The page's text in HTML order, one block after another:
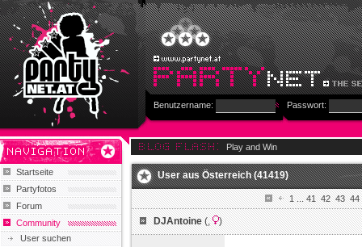
Benutzername: Passwort:
Startseite
Partyfotos
Forum
Community
User suchen
Play and Win
User ausÖsterreich(41419)
1...41 42 43 44
DJAntoine(, )